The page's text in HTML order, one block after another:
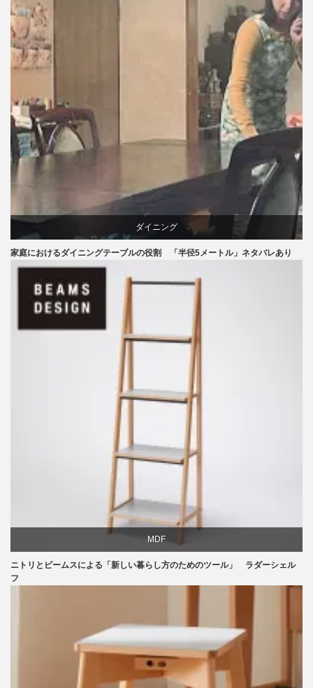
ダイニング
椅子
家庭におけるダイニングテーブルの役割 「半径5メートル」ネタバレあり
MDF
ライフスタイル
ニトリとビームスによる「新しい暮らし方のためのツール」 ラダーシェル
フ